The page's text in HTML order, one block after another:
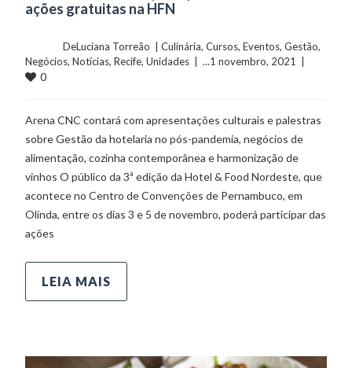
ações gratuitas na HFN
	    	DeLuciana Torreão  |
Culinária, Cursos, Eventos, Gestão
Negócios, Notícias, Recife, Unidades
0
Arena CNC contará com apresentações culturais e palestras
sobre Gestão da hotelaria no pós-pandemia, negócios de
alimentação, cozinha contemporânea e harmonização de
vinhos O público da 3ª edição da Hotel & Food Nordeste, que
acontece no Centro de Convenções de Pernambuco, em
Olinda, entre os dias 3 e 5 de novembro, poderá participar das
ações
LEIA MAIS